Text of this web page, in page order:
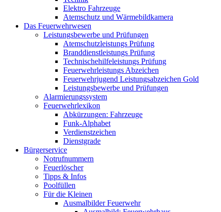
Elektro Fahrzeuge
Atemschutz und Wärmebildkamera
Das Feuerwehrwesen
Leistungsbewerbe und Prüfungen
Atemschutzleistungs Prüfung
Branddienstleistungs Prüfung
Technischehilfeleistungs Prüfung
Feuerwehrleistungs Abzeichen
Feuerwehrjugend Leistungsabzeichen Gold
Leistungsbewerbe und Prüfungen
Alarmierungssystem
Feuerwehrlexikon
Abkürzungen: Fahrzeuge
Funk-Alphabet
Verdienstzeichen
Dienstgrade
Bürgerservice
Notrufnummern
Feuerlöscher
Tipps & Infos
Poolfüllen
Für die Kleinen
Ausmalbilder Feuerwehr